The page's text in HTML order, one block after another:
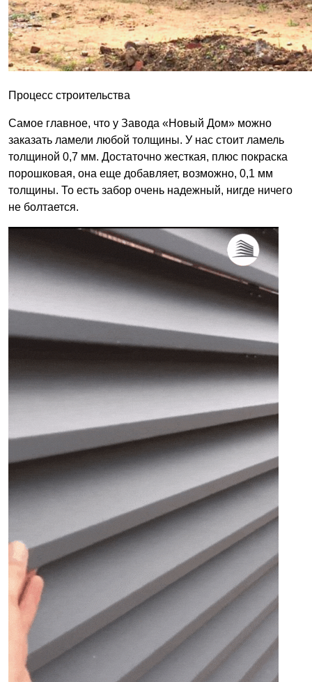
Процесс строительства
Самое главное, что у Завода «Новый Дом» можно
заказать ламели любой толщины. У нас стоит ламель
толщиной 0,7 мм. Достаточно жесткая, плюс покраска
порошковая, она еще добавляет, возможно, 0,1 мм
толщины. То есть забор очень надежный, нигде ничего
не болтается.